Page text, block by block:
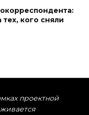
тех, кого сняли
проектной